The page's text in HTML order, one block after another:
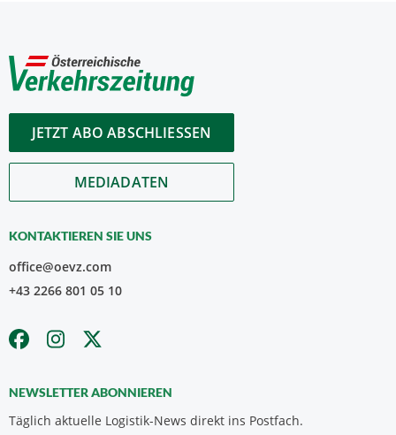
JETZT ABO ABSCHLIESSEN
MEDIADATEN
KONTAKTIEREN SIE UNS
office@oevz.com
+43 2266 801 05 10
NEWSLETTER ABONNIEREN
Täglich aktuelle Logistik-News direkt ins Postfach.